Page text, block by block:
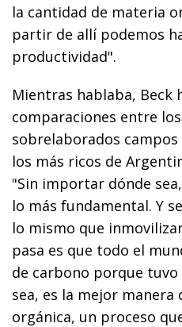
la cantidad de materia
partir de allí podemos
productividad".
Mientras hablaba, Beck
comparaciones entre
sobrelaborados
los más ricos de
"Sin importar dónde
lo más fundamental. Y
lo mismo que
pasa es que todo el
de carbono porque
sea, es la mejor
orgánica, un proceso